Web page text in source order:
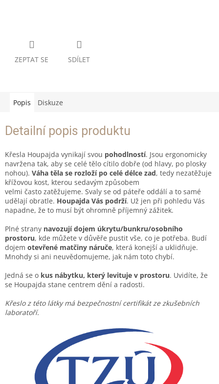
ZEPTAT SE SDÍLET
Popis Diskuze
Detailní popis produktu
Křesla Houpajda vynikají svou pohodlností. Jsou ergonomicky
navržena tak, aby se celé tělo cítilo dobře (od hlavy, po plosky
nohou). Váha těla se rozloží po celé délce zad, tedy nezatěžuje
křížovou kost, kterou sedavým způsobem
velmi často zatěžujeme. Svaly se od páteře oddálí a to samé
udělají obratle. Houpajda Vás podrží. Už jen při pohledu Vás
napadne, že to musí být ohromně příjemný zážitek.
Plné strany navozují dojem úkrytu/bunkru/osobního
prostoru, kde můžete v důvěře pustit vše, co je potřeba. Budí
dojem otevřené matčiny náruče, která konejší a uklidňuje.
Mnohdy si ani neuvědomujeme, jak nám toto chybí.
Jedná se o kus nábytku, který levituje v prostoru. Uvidíte, že
se Houpajda stane centrem dění a radosti.
Křeslo z této látky má bezpečnostní certifikát ze zkušebních
laboratoří.